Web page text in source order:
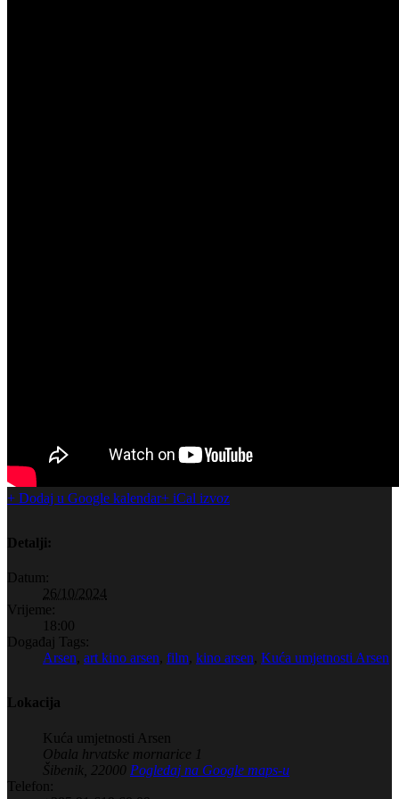
+ Dodaj u Google kalendar+ iCal izvoz
Detalji:
Datum:
26/10/2024
Vrijeme:
18:00
Događaj Tags:
Arsen, art kino arsen, film, kino arsen, Kuća umjetnosti Arsen
Lokacija
Kuća umjetnosti Arsen
Obala hrvatske mornarice 1
Šibenik
22000 Pogledaj na Google maps-u
Telefon: